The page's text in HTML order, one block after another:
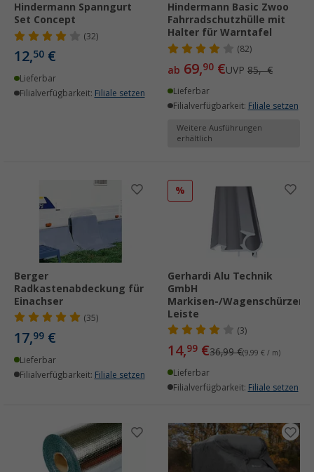
Hindermann Spanngurt
Set Concept
(32)
12,50 €
Lieferbar
Filialverfügbarkeit: Filiale setzen
Hindermann Basic Zwoo
Fahrradschutzhülle mit
Halter für Warntafel
(82)
ab 69,90 €UVP 85,- €
Lieferbar
Filialverfügbarkeit: Filiale setzen
Weitere Ausführungen
erhältlich
Berger
Radkastenabdeckung für
Einachser
(35)
17,99 €
Lieferbar
Filialverfügbarkeit: Filiale setzen
%
Gerhardi Alu Technik
GmbH
Markisen-/Wagenschürzen-
Leiste
(3)
14,99 €36,99 €(9,99 € / m)
Lieferbar
Filialverfügbarkeit: Filiale setzen